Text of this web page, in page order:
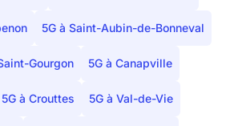
5G à Saint-Aubin-de-Bonneval
Gourgon 5G à Canapville
5G à Crouttes 5G à Val-de-Vie